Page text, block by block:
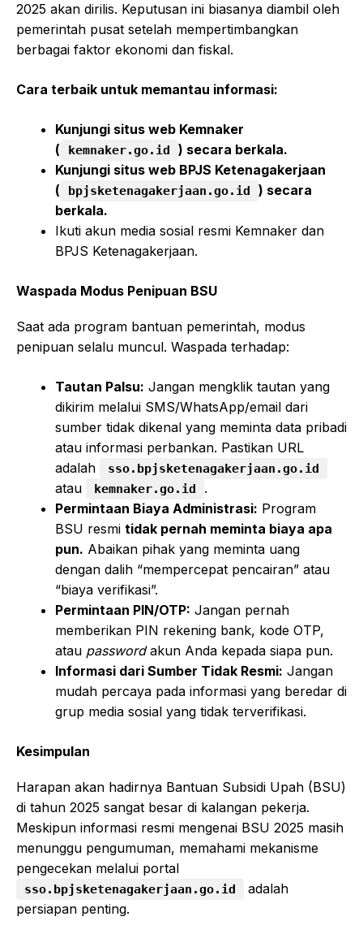
2025 akan dirilis. Keputusan ini biasanya diambil oleh
pemerintah pusat setelah mempertimbangkan
berbagai faktor ekonomi dan fiskal.
Cara terbaik untuk memantau informasi:
Kunjungi situs web Kemnaker
(
kemnaker.go.id
) secara berkala.
Kunjungi situs web BPJS Ketenagakerjaan
(
bpjsketenagakerjaan.go.id
) secara
berkala.
Ikuti akun media sosial resmi Kemnaker dan
BPJS Ketenagakerjaan.
Waspada Modus Penipuan BSU
Saat ada program bantuan pemerintah, modus
penipuan selalu muncul. Waspada terhadap:
Tautan Palsu: Jangan mengklik tautan yang
dikirim melalui SMS/WhatsApp/email dari
sumber tidak dikenal yang meminta data pribadi
atau informasi perbankan. Pastikan URL
adalah
sso.bpjsketenagakerjaan.go.id
atau kemnaker.go.id
.
Permintaan Biaya Administrasi: Program
BSU resmi tidak pernah meminta biaya apa
pun. Abaikan pihak yang meminta uang
dengan dalih “mempercepat pencairan” atau
“biaya verifikasi”.
Permintaan PIN/OTP: Jangan pernah
memberikan PIN rekening bank, kode OTP,
atau passwordakun Anda kepada siapa pun.
Informasi dari Sumber Tidak Resmi: Jangan
mudah percaya pada informasi yang beredar di
grup media sosial yang tidak terverifikasi.
Kesimpulan
Harapan akan hadirnya Bantuan Subsidi Upah (BSU)
di tahun 2025 sangat besar di kalangan pekerja.
Meskipun informasi resmi mengenai BSU 2025 masih
menunggu pengumuman, memahami mekanisme
pengecekan melalui portal
sso.bpjsketenagakerjaan.go.id
adalah
persiapan penting.